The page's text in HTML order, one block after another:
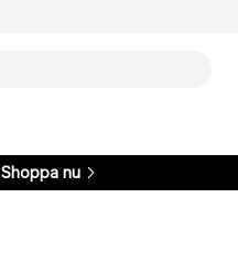
Shoppa nu